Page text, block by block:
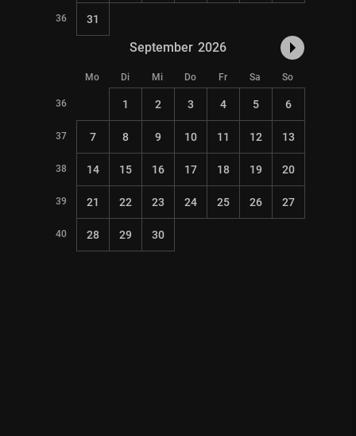
36 31
September 2026
Mo Di Mi Do Fr Sa So
36 1 2 3 4 5 6
37 7 8 9 10 11 12 13
38 14 15 16 17 18 19 20
39 21 22 23 24 25 26 27
40 28 29 30